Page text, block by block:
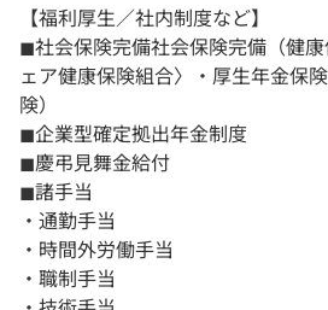
【福利厚生／社内制度など】
◼︎社会保険完備社会保険完備（健
ェア健康保険組合〉・厚生年金保
険）
◼︎企業型確定拠出年金制度
◼︎慶弔見舞金給付
◼︎諸手当
・通勤手当
・時間外労働手当
・職制手当